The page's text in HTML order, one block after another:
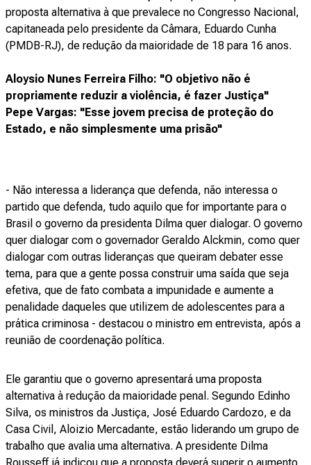
proposta alternativa à que prevalece no Congresso Nacional,
capitaneada pelo presidente da Câmara, Eduardo Cunha
(PMDB-RJ), de redução da maioridade de 18 para 16 anos.
Aloysio Nunes Ferreira Filho: "O objetivo não é
propriamente reduzir a violência, é fazer Justiça"
Pepe Vargas: "Esse jovem precisa de proteção do
Estado, e não simplesmente uma prisão"
- Não interessa a liderança que defenda, não interessa o
partido que defenda, tudo aquilo que for importante para o
Brasil o governo da presidenta Dilma quer dialogar. O governo
quer dialogar com o governador Geraldo Alckmin, como quer
dialogar com outras lideranças que queiram debater esse
tema, para que a gente possa construir uma saída que seja
efetiva, que de fato combata a impunidade e aumente a
penalidade daqueles que utilizem de adolescentes para a
prática criminosa - destacou o ministro em entrevista, após a
reunião de coordenação política.
Ele garantiu que o governo apresentará uma proposta
alternativa à redução da maioridade penal. Segundo Edinho
Silva, os ministros da Justiça, José Eduardo Cardozo, e da
Casa Civil, Aloizio Mercadante, estão liderando um grupo de
trabalho que avalia uma alternativa. A presidente Dilma